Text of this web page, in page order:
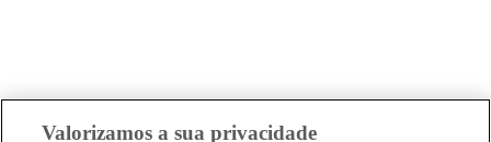
Valorizamos a sua privacidade